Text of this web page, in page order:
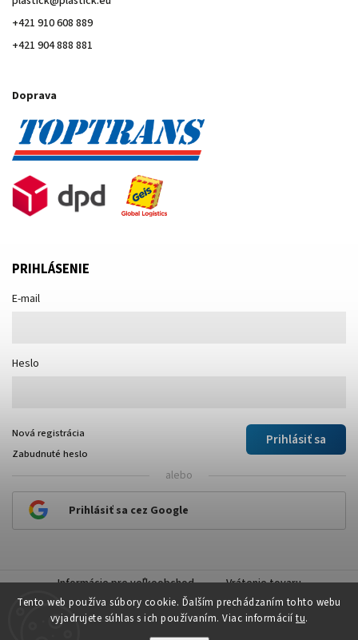
Tento web používa súbory cookie. Ďalším prechádzaním tohto webu
vyjadrujete súhlas s ich používaním. Viac informácií tu.
+421 910 608 889
+421 904 888 881
Doprava
PRIHLÁSENIE
E-mail
Heslo
Prihlásiť sa
Nová registrácia
Zabudnuté heslo
alebo
Prihlásiť sa cez Google
Informácie pre veľkoobchod Vrátenie tovaru